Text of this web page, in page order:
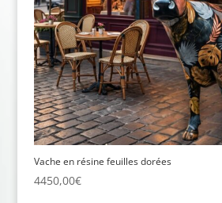
Vache en résine feuilles dorées
4450,00€